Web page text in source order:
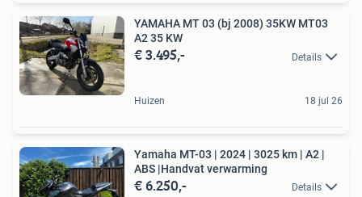
YAMAHA MT 03 (bj 2008) 35KW MT03
A2 35 KW
€ 3.495,- Details
Huizen 18 jul 26
Yamaha MT-03 | 2024 | 3025 km | A2 |
ABS |Handvat verwarming
€ 6.250,- Details